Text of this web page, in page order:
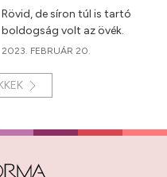
Rövid, de síron túl is tartó
boldogság volt az övék.
2023. FEBRUÁR 20.